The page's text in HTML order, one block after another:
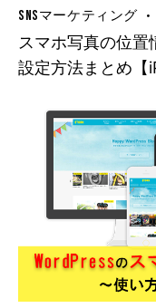
SNSマーケティング
スマホ写真の位置
設定方法まとめ【